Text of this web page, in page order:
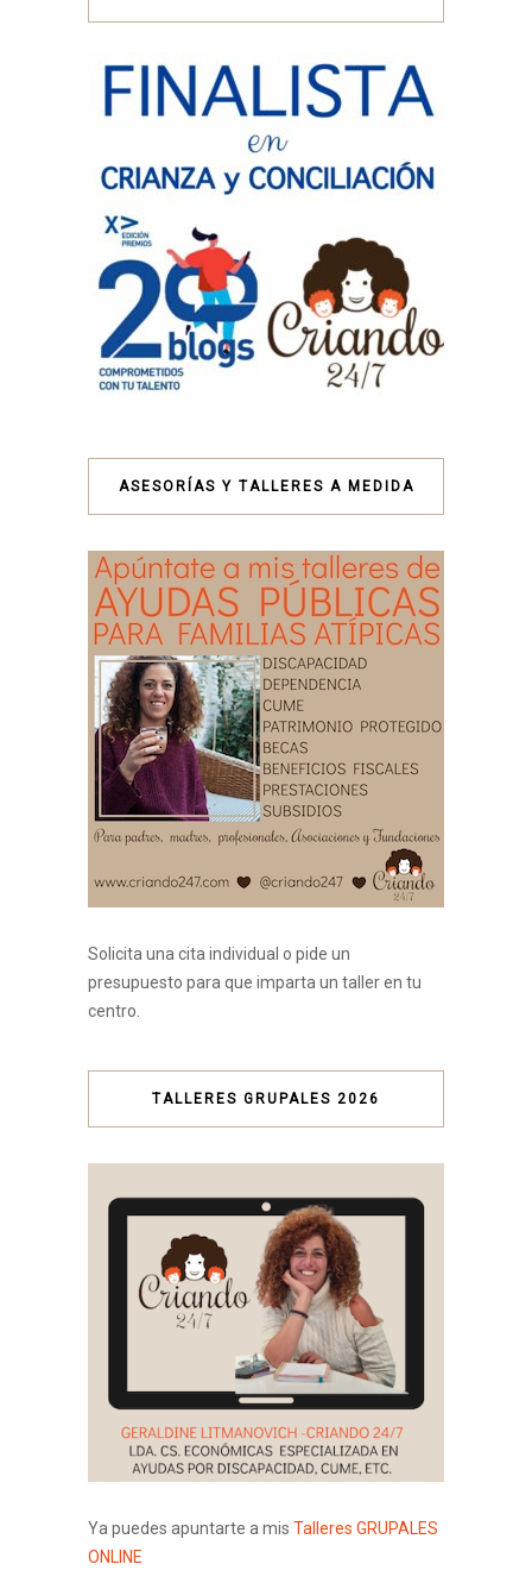
ASESORÍAS Y TALLERES A MEDIDA
Solicita una cita individual o pide un
presupuesto para que imparta un taller en tu
centro.
TALLERES GRUPALES 2026
Ya puedes apuntarte a mis Talleres GRUPALES
ONLINE